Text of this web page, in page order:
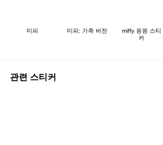
미피 미피: 가족 버전
miffy 응원 스티
커
관련 스티커